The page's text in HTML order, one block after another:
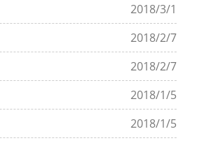
2018/3/1
2018/2/7
2018/2/7
2018/1/5
2018/1/5